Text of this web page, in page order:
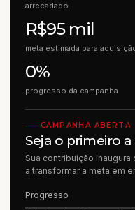
arrecadado
R$95 mil
meta estimada para
0%
progresso da campanha
CAMPANHA ABERTA
Seja o primeiro a
Sua contribuição
a transformar a meta em
Progresso